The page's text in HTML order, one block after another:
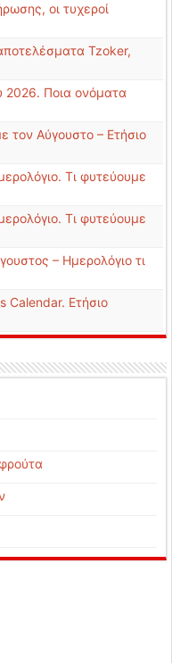
οι τυχεροί
Tzoker,
2026. Ποια ονόματα
τον Αύγουστο – Ετήσιο
Τι φυτεύουμε
Τι φυτεύουμε
– Ημερολόγιο τι
Calendar. Ετήσιο